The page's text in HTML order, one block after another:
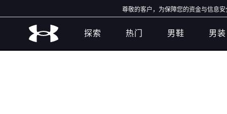
尊敬的客户，为保障您的资金与信息安
探索 热门 男鞋 男装